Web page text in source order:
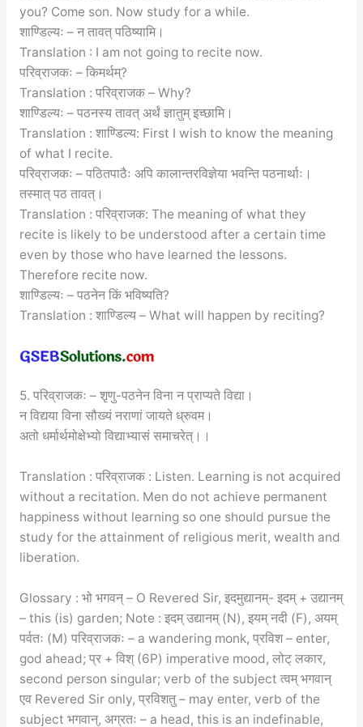
you? Come son. Now study for a while.
शाण्डिल्यः – न तावत् पठिष्यामि।
Translation : I am not going to recite now.
परिव्राजकः – किमर्थम्?
Translation : परिव्राजक – Why?
शाण्डिल्यः – पठनस्य तावत् अर्थं ज्ञातुम् इच्छामि।
Translation : शाण्डिल्य: First I wish to know the meaning
of what I recite.
परिव्राजकः – पठितपाठैः अपि कालान्तरविज्ञेया भवन्ति पठनार्थाः।
तस्मात् पठ तावत्।
Translation : परिव्राजक: The meaning of what they
recite is likely to be understood after a certain time
even by those who have learned the lessons.
Therefore recite now.
शाण्डिल्यः – पठनेन किं भविष्यति?
Translation : शाण्डिल्य – What will happen by reciting?
5. परिव्राजकः – शृणु-पठनेन विना न प्राप्यते विद्या।
न विद्यया विना सौख्यं नराणां जायते ध्रुवम।
अतो धर्मार्थमोक्षेभ्यो विद्याभ्यासं समाचरेत्।।
Translation : परिव्राजक : Listen. Learning is not acquired
without a recitation. Men do not achieve permanent
happiness without learning so one should pursue the
study for the attainment of religious merit, wealth and
liberation.
Glossary : भो भगवन् – O Revered Sir, इदमुद्यानम्- इदम् + उद्यानम्
– this (is) garden; Note : इदम् उद्यानम् (N), इयम् नदी (F), अयम्
पर्वतः (M) परिव्राजकः – a wandering monk, प्रविश – enter,
god ahead; प्र + विश् (6P) imperative mood, लोट् लकार,
second person singular; verb of the subject त्वम् भगवान्
एव Revered Sir only, प्रविशतु – may enter, verb of the
subject भगवान्, अग्रतः – a head, this is an indefinable,